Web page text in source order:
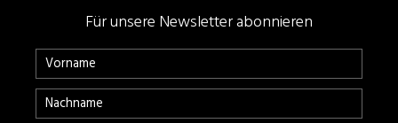
Für unsere Newsletter abonnieren